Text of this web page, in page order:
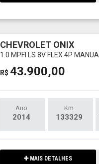
CHEVROLET ONIX
1.0 MPFI LS 8V FLEX 4P MANUAL
R$ 43.900,00
Ano
2014
Km
133329
MAIS DETALHES